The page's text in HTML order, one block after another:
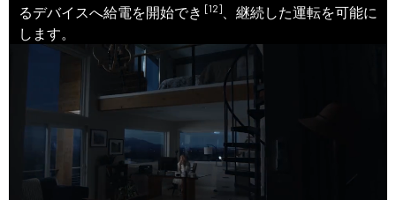
るデバイスへ給電を開始でき [12]、継続した運転を可能に
します。